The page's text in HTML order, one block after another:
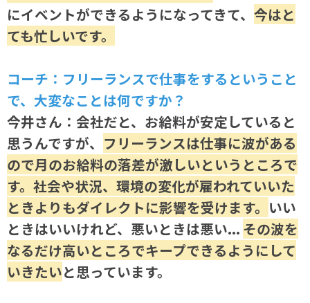
にイベントができるようになってきて、今はと
ても忙しいです。
コーチ：フリーランスで仕事をするということ
で、大変なことは何ですか？
今井さん：会社だと、お給料が安定していると
思うんですが、 フリーランスは仕事に波がある
ので月のお給料の落差が激しいというところで
す。社会や状況、環境の変化が雇われていいた
ときよりもダイレクトに影響を受けます。 いい
ときはいいけれど、悪いときは悪い... その波を
なるだけ高いところでキープできるようにして
いきたいと思っています。